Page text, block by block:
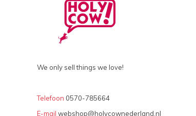
We only sell things we love!
Telefoon 0570-785664
E-mail webshop@holycownederland.nl